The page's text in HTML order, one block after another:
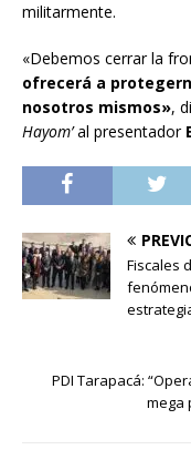
militarmente.
«Debemos cerrar la
ofrecerá a
nosotros mismos»,
Hayom’al presentador
Fiscales
PDI Tarapacá:
mega